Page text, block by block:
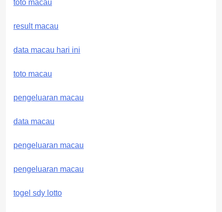
toto macau
result macau
data macau hari ini
toto macau
pengeluaran macau
data macau
pengeluaran macau
pengeluaran macau
togel sdy lotto